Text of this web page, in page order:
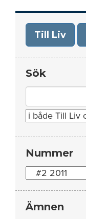
Till Liv
Sök
for:
Nummer
Nummer
Ämnen